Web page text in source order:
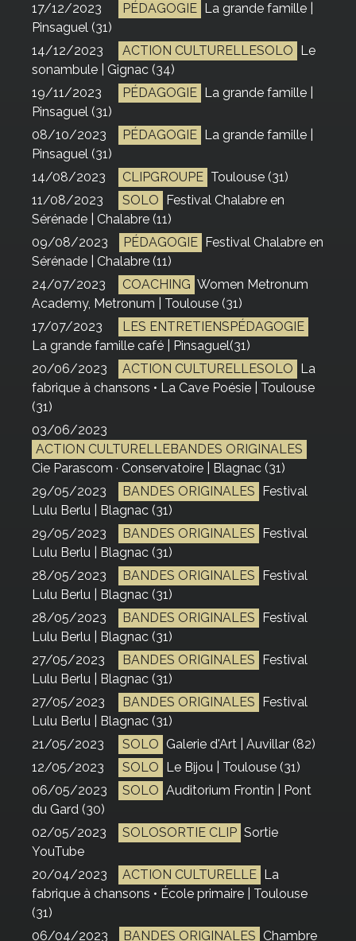
17/12/2023 PÉDAGOGIE La grande famille |
Pinsaguel (31)
14/12/2023
ACTION CULTURELLESOLO Le
sonambule | Gignac (34)
19/11/2023
PÉDAGOGIE La grande famille |
Pinsaguel (31)
08/10/2023
PÉDAGOGIE La grande famille |
Pinsaguel (31)
14/08/2023
CLIPGROUPE Toulouse (31)
11/08/2023
SOLO Festival Chalabre en
Sérénade | Chalabre (11)
09/08/2023
PÉDAGOGIE Festival Chalabre en
Sérénade | Chalabre (11)
24/07/2023
COACHING Women Metronum
Academy, Metronum | Toulouse (31)
17/07/2023
LES ENTRETIENSPÉDAGOGIE
La grande famille café | Pinsaguel(31)
20/06/2023
ACTION CULTURELLESOLO La
fabrique à chansons • La Cave Poésie | Toulouse
(31)
03/06/2023
ACTION CULTURELLEBANDES ORIGINALES
Cie Parascom · Conservatoire | Blagnac (31)
29/05/2023
BANDES ORIGINALES Festival
Lulu Berlu | Blagnac (31)
29/05/2023
BANDES ORIGINALES Festival
Lulu Berlu | Blagnac (31)
28/05/2023
BANDES ORIGINALES Festival
Lulu Berlu | Blagnac (31)
28/05/2023
BANDES ORIGINALES Festival
Lulu Berlu | Blagnac (31)
27/05/2023
BANDES ORIGINALES Festival
Lulu Berlu | Blagnac (31)
27/05/2023
BANDES ORIGINALES Festival
Lulu Berlu | Blagnac (31)
21/05/2023
SOLO Galerie d'Art | Auvillar (82)
12/05/2023
SOLO Le Bijou | Toulouse (31)
06/05/2023
SOLO Auditorium Frontin | Pont
du Gard (30)
02/05/2023
SOLOSORTIE CLIP Sortie
YouTube
20/04/2023
ACTION CULTURELLE La
fabrique à chansons • École primaire | Toulouse
(31)
06/04/2023
BANDES ORIGINALES Chambre